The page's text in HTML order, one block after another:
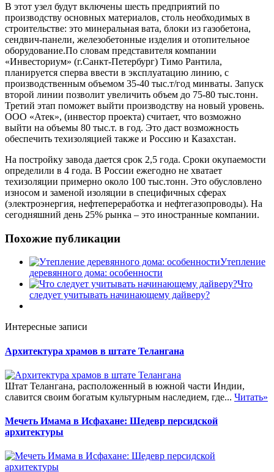
В этот узел будут включены шесть предприятий по
производству основных материалов, столь необходимых в
строительстве: это минеральная вата, блоки из газобетона,
сендвич-панели, железобетонные изделия и отопительное
оборудование.По словам представителя компании
«Инвесториум» (г.Санкт-Петербург) Тимо Рантила,
планируется сперва ввести в эксплуатацию линию, с
производственным объемом 35-40 тыс.т/год минваты. Запуск
второй линии позволит увеличить объем до 75-80 тыс.тонн.
Третий этап поможет выйти производству на новый уровень.
ООО «Атек», (инвестор проекта) считает, что возможно
выйти на объемы 80 тыс.т. в год. Это даст возможность
обеспечить техизоляцией также и Россию и Казахстан.
На постройку завода дается срок 2,5 года. Сроки окупаемости
определили в 4 года. В России ежегодно не хватает
техизоляции примерно около 100 тыс.тонн. Это обусловлено
износом и заменой изоляции в специфичных сферах
(электроэнергия, нефтепереработка и нефтегазопроводы). На
сегодняшний день 25% рынка – это иностранные компании.
Похожие публикации
Утепление
деревянного дома: особенности
Что
следует учитывать начинающему дайверу?
Интересные записи
Архитектура храмов в штате Телангана
Штат Телангана, расположенный в южной части Индии,
славится своим богатым культурным наследием, где... Читать»
Мечеть Имама в Исфахане: Шедевр персидской
архитектуры